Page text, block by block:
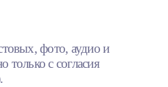
фото, аудио и
только с согласия